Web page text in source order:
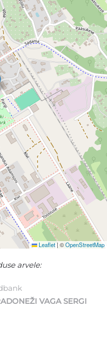
Leaflet | ©OpenStreetMap
arvele:
VAGA SERGI